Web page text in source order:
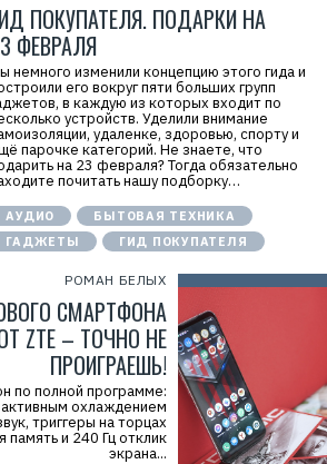
ПОКУПАТЕЛЯ. ПОДАРКИ НА
ФЕВРАЛЯ
немного изменили концепцию этого гида и
его вокруг пяти больших групп
в каждую из которых входит по
устройств. Уделили внимание
удаленке, здоровью, спорту и
парочке категорий. Не знаете, что
на 23 февраля? Тогда обязательно
почитать нашу подборку…
АУДИО
БЫТОВАЯ ТЕХНИКА
ГАДЖЕТЫ
ГИД ПОКУПАТЕЛЯ
РОМАН БЕЛЫХ
СМАРТФОНА
ОТ ZTE – ТОЧНО НЕ
ПРОИГРАЕШЬ!
по полной программе:
охлаждением
триггеры на торцах
память и 240 Гц отклик
экрана...